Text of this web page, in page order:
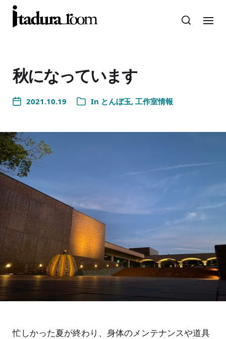
秋になっています
2021.10.19 In とんぼ玉, 工作室情報
忙しかった夏が終わり、身体のメンテナンスや道具